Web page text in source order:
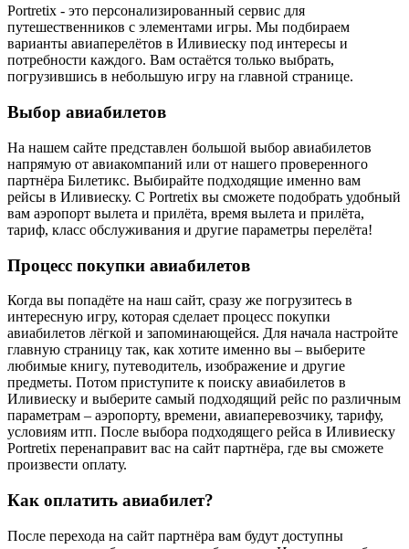
Portretix - это персонализированный сервис для
путешественников с элементами игры. Мы подбираем
варианты авиаперелётов в Иливиеску под интересы и
потребности каждого. Вам остаётся только выбрать,
погрузившись в небольшую игру на главной странице.
Выбор авиабилетов
На нашем сайте представлен большой выбор авиабилетов
напрямую от авиакомпаний или от нашего проверенного
партнёра Билетикс. Выбирайте подходящие именно вам
рейсы в Иливиеску. С Portretix вы сможете подобрать удобный
вам аэропорт вылета и прилёта, время вылета и прилёта,
тариф, класс обслуживания и другие параметры перелёта!
Процесс покупки авиабилетов
Когда вы попадёте на наш сайт, сразу же погрузитесь в
интересную игру, которая сделает процесс покупки
авиабилетов лёгкой и запоминающейся. Для начала настройте
главную страницу так, как хотите именно вы – выберите
любимые книгу, путеводитель, изображение и другие
предметы. Потом приступите к поиску авиабилетов в
Иливиеску и выберите самый подходящий рейс по различным
параметрам – аэропорту, времени, авиаперевозчику, тарифу,
условиям итп. После выбора подходящего рейса в Иливиеску
Portretix перенаправит вас на сайт партнёра, где вы сможете
произвести оплату.
Как оплатить авиабилет?
После перехода на сайт партнёра вам будут доступны